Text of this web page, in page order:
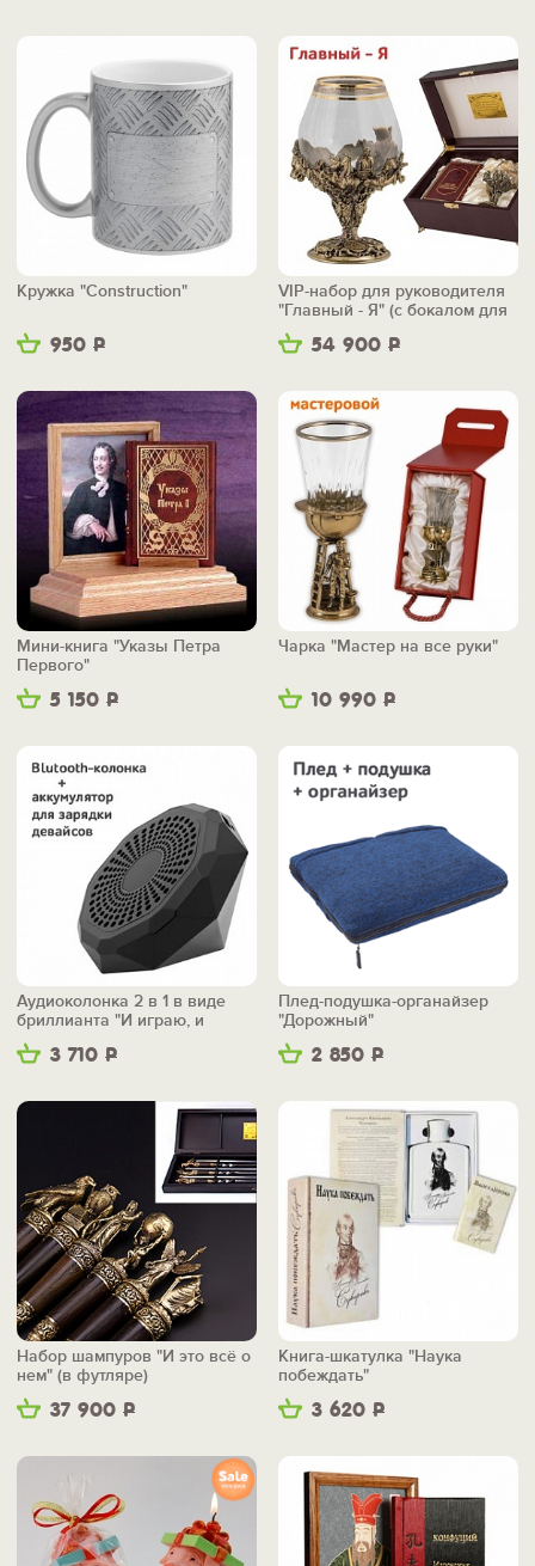
950 Р
Кружка "Construction"
54 900 Р
VIP-набор для руководителя
"Главный - Я" (с бокалом для
коньяка)
5 150 Р
Мини-книга "Указы Петра
Первого"
10 990 Р
Чарка "Мастер на все руки"
3 710 Р
Аудиоколонка 2 в 1 в виде
бриллианта "И играю, и
заряжаю"
2 850 Р
Плед-подушка-органайзер
"Дорожный"
37 900 Р
Набор шампуров "И это всё о
нем" (в футляре)
3 620 Р
Книга-шкатулка "Наука
побеждать"